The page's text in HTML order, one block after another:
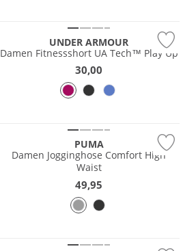
UNDER ARMOUR
Damen Fitnessshort UA Tech™ Play Up
30,00
PUMA
Damen Jogginghose Comfort High
Waist
49,95